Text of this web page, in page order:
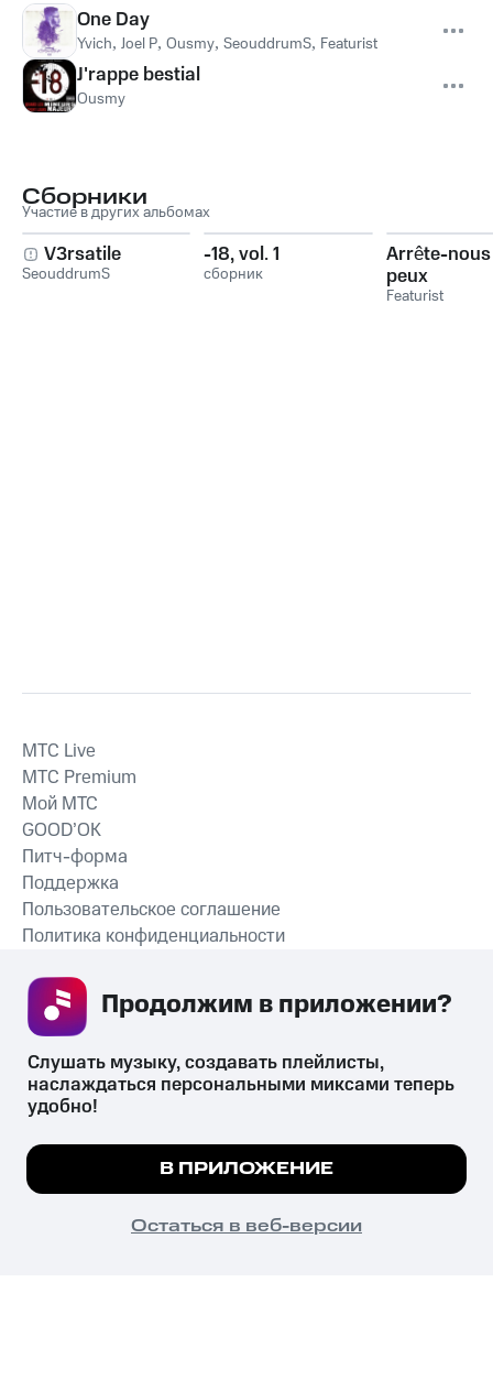
One Day
Yvich, Joel P, Ousmy, SeouddrumS, Featurist
J'rappe bestial
Ousmy
Сборники
Участие в других альбомах
V3rsatile
SeouddrumS
-18, vol. 1
сборник
Arrête-
peux
Featurist
СКАЧАТЬ ПРИЛОЖЕНИЕ
MTС Live
MTС Premium
Мой МТС
GOOD’OK
Питч-форма
Поддержка
Пользовательское соглашение
Политика конфиденциальности
психотропных веществ, их аналогов причиняет вред здоровью,
их незаконный оборот запрещён и влечёт установленную
законодательством ответственность.
© 2026 ООО «КИОН».
Все права защищены
Мы используем куки, чтобы на сайте все
Подробнее
ПОНЯТНО
Слушать музыку, создавать плейлисты,
наслаждаться персональными миксами теперь
удобно!
В ПРИЛОЖЕНИЕ
Остаться в веб-версии